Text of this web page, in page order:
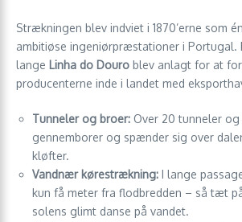
Strækningen blev indviet i 1870’erne som
ambitiøse ingeniør­præstationer i Portugal.
lange Linha do Douro blev anlagt for at
producenterne inde i landet med
Tunneler og broer: Over 20 tunneler
gennemborer og spænder sig over
kløfter.
Vandnær kørestrækning: I lange
kun få meter fra flod­bredden – så tæt
solens glimt danse på vandet.